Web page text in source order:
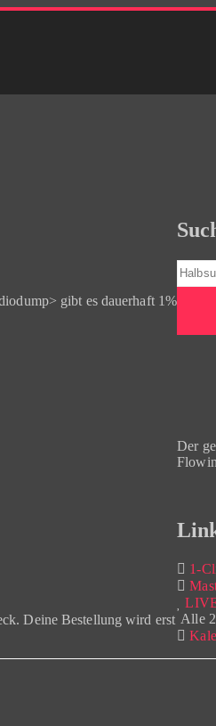
gibt es dauerhaft 1%
Deine Bestellung wird erst
Suchen
Der
1-
Alle